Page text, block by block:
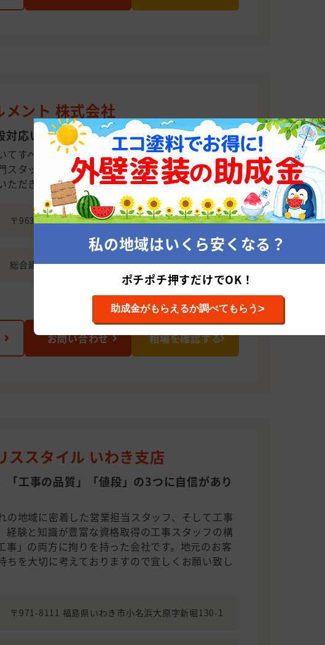
メント 株式会社
対応いたします
てすべての地域に対応し営業しております。外壁
スタッフを構え、お客様のニーズにお応えすべく
ただきます。
〒963-0101 福島県郡山市安積町日出山3丁目11番地
総合建設業
お問い合わせ 相場を確認する
ススタイル いわき支店
「工事の品質」「値段」の3つに自信があり
の地域に密着した営業担当スタッフ、そして工事
経験と知識が豊富な資格取得の工事スタッフの構
事」の両方に拘りを持った会社です。地元のお客
ちを大切に考えておりますので宜しくお願い致し
〒971-8111 福島県いわき市小名浜大原字新堀130-1
私の地域はいくら安くなる？
ポチポチ押すだけでOK！
助成金がもらえるか調べてもらう>